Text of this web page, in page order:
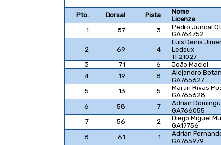
Pto. Dorsal Pista
Nome
Licenza
1
57 3
Pedro Juncal
GA764752
2 69 4
Luis Denis
Ledoux
TF21027
3
71 6
João Maciel
4
19 8
Alejandro
GA765627
5
13 5
Martin Rivas
GA765628
6
58 7
Adrian
GA766055
7
56 2
Diego Miguel
GA19756
8
61 1
Adrian
GA765979